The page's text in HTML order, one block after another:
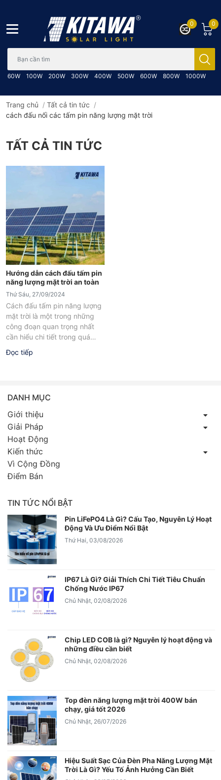
60W 100W 200W 300W 400W 500W 600W 800W 1000W
0
0
Trang chủ / Tất cả tin tức /
cách đấu nối các tấm pin năng lượng mặt trời
TẤT CẢ TIN TỨC
Hướng dẫn cách đấu tấm pin
năng lượng mặt trời an toàn
Thứ Sáu, 27/09/2024
Cách đấu tấm pin năng lượng
mặt trời là một trong những
công đoạn quan trọng nhất
cần hiểu chi tiết trong quá
trình lắp đặt...
Đọc tiếp
DANH MỤC
Giới thiệu
Giải Pháp
Hoạt Động
Kiến thức
Vì Cộng Đồng
Điểm Bán
TIN TỨC NỔI BẬT
Pin LiFePO4 Là Gì? Cấu Tạo, Nguyên Lý Hoạt
Động Và Ưu Điểm Nổi Bật
Thứ Hai, 03/08/2026
IP67 Là Gì? Giải Thích Chi Tiết Tiêu Chuẩn
Chống Nước IP67
Chủ Nhật, 02/08/2026
Chip LED COB là gì? Nguyên lý hoạt động và
những điều cần biết
Chủ Nhật, 02/08/2026
Top đèn năng lượng mặt trời 400W bán
chạy, giá tốt 2026
Chủ Nhật, 26/07/2026
Hiệu Suất Sạc Của Đèn Pha Năng Lượng Mặt
Trời Là Gì? Yếu Tố Ảnh Hưởng Cần Biết